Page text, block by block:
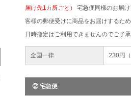
届け先1カ所ごと） 宅急便同様のお届
客様の郵便受けに商品をお届けするた
日時指定はご利用できませんのでご了承
全国一律 230円（
② 宅急便